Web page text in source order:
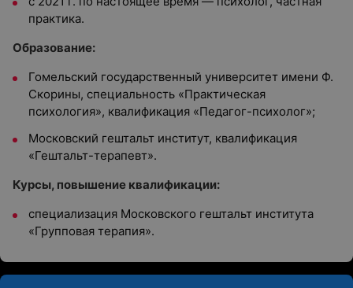
практика.
Образование:
Гомельский государственный университет имени Ф.
Скорины, специальность «Практическая
психология», квалификация «Педагог-психолог»;
Московский гештальт институт, квалификация
«Гештальт-терапевт».
Курсы, повышение квалификации:
специализация Московского гештальт института
«Групповая терапия».